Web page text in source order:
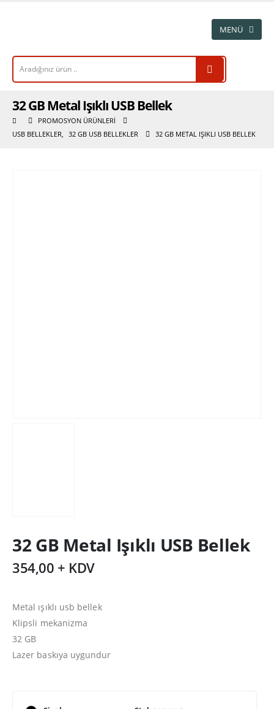
32 GB Metal Işıklı USB Bellek
PROMOSYON ÜRÜNLERI
USB BELLEKLER, 32 GB USB BELLEKLER 32 GB METAL IŞIKLI USB BELLEK
32 GB Metal Işıklı USB Bellek
354,00 + KDV
Metal ışıklı usb bellek
Klipsli mekanizma
32 GB
Lazer baskıya uygundur